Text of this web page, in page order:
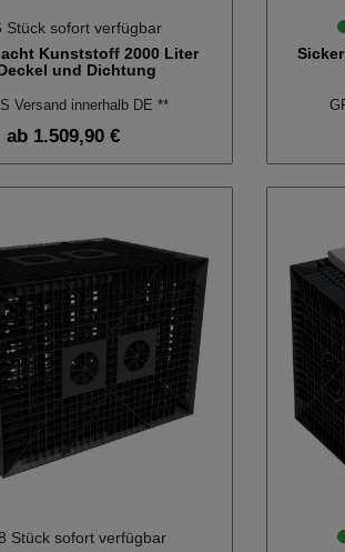
Stück sofort verfügbar
Kunststoff 2000 Liter
und Dichtung
Versand innerhalb DE **
ab 1.509,90 €
Stück sofort verfügbar